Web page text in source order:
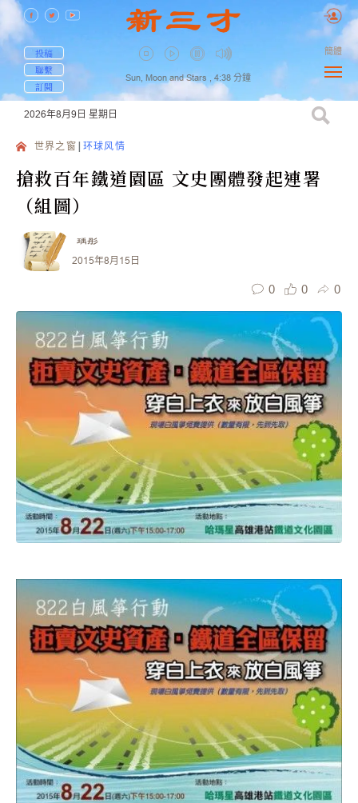
投稿
聯繫
訂閱
Sun, Moon and Stars , 4:38 分鐘
簡體
2026年8月9日 星期日
世界之窗 环球风情
搶救百年鐵道園區 文史團體發起連署
（組圖）
瑀彤
2015年8月15日
0 0 0